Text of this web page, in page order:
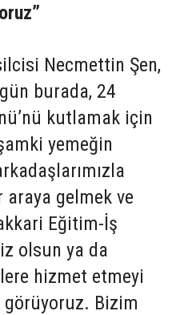
Necmettin Şen,
burada, 24
kutlamak için
yemeğin
gelmek ve
Eğitim-İş
olsun ya da
hizmet etmeyi
Bizim